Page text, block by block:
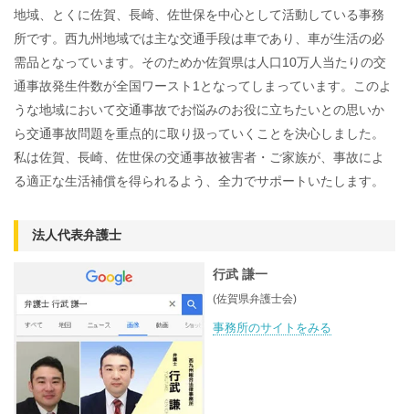
地域、とくに佐賀、長崎、佐世保を中心として活動している事務
所です。西九州地域では主な交通手段は車であり、車が生活の必
需品となっています。そのためか佐賀県は人口10万人当たりの交
通事故発生件数が全国ワースト1となってしまっています。このよ
うな地域において交通事故でお悩みのお役に立ちたいとの思いか
ら交通事故問題を重点的に取り扱っていくことを決心しました。
私は佐賀、長崎、佐世保の交通事故被害者・ご家族が、事故によ
る適正な生活補償を得られるよう、全力でサポートいたします。
法人代表弁護士
行武 謙一
(佐賀県弁護士会)
事務所のサイトをみる